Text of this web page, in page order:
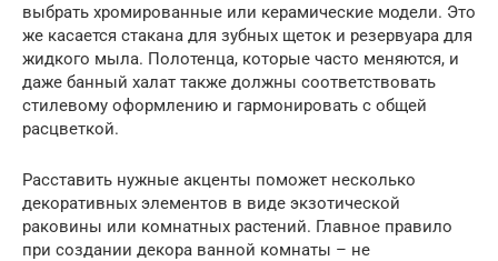
выбрать хромированные или керамические модели. Это
же касается стакана для зубных щеток и резервуара для
жидкого мыла. Полотенца, которые часто меняются, и
даже банный халат также должны соответствовать
стилевому оформлению и гармонировать с общей
расцветкой.
Расставить нужные акценты поможет несколько
декоративных элементов в виде экзотической
раковины или комнатных растений. Главное правило
при создании декора ванной комнаты – не